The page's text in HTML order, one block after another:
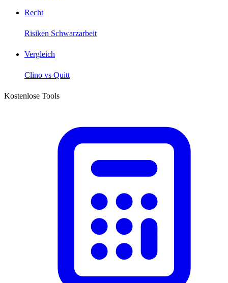
Recht
Risiken Schwarzarbeit
Vergleich
Clino vs Quitt
Kostenlose Tools